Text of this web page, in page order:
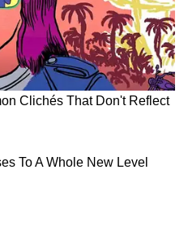
एक महीने में 10 लाख?
महाराजा की तरह रहे
यूजर ने असलियत से पर्दा
ने अपनी यात्रा शुरू करने
लाख रुपये) की तगड़ी
कोई पाई-पाई बचाने वाले
मानना है कि महामारी
के बाद से भारत में
और अच्छी क्वालिटी के